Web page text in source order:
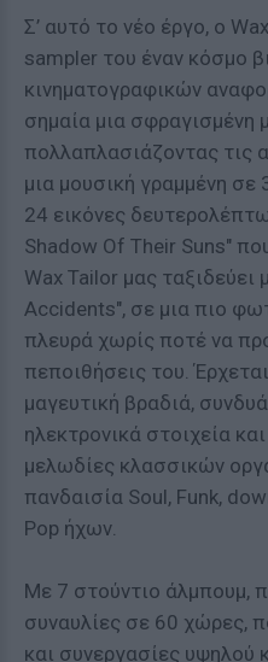
Σ’ αυτό το νέο έργο, ο
sampler του έναν κόσμο
κινηματογραφικών
σημαία μια σφραγισμένη
πολλαπλασιάζοντας τις
μια μουσική γραμμένη
24 εικόνες
Shadow Of Their Suns"
Wax Tailor μας ταξιδεύει
Accidents", σε μια πιο
πλευρά χωρίς ποτέ να
πεποιθήσεις του.
μαγευτική βραδιά,
ηλεκτρονικά στοιχεία
μελωδίες κλασσικών
πανδαισία Soul, Funk,
Pop ήχων.
Με 7 στούντιο άλμπουμ,
συναυλίες σε 60 χώρες,
και συνεργασίες υψηλού